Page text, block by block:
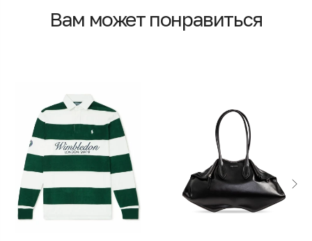
Вам может понравиться